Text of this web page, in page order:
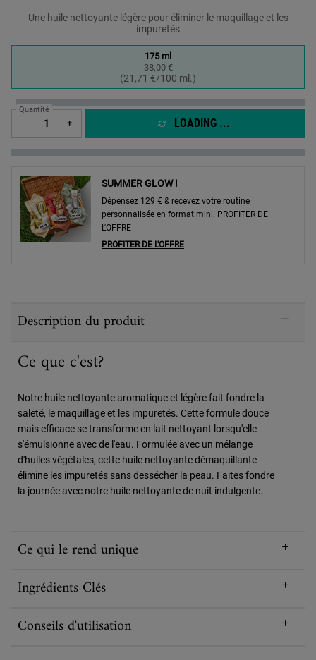
Une huile nettoyante légère pour éliminer le maquillage et les
impuretés
Selected
175 ml
38,00 €
(21,71 €/100 ml.)
, 1 of 1
Quantité
+ LOADING ...
SUMMER GLOW !
Dépensez 129 € & recevez votre routine
personnalisée en format mini. PROFITER DE
L'OFFRE
PROFITER DE L'OFFRE
Description du produit
Ce que c'est?
Notre huile nettoyante aromatique et légère fait fondre la
saleté, le maquillage et les impuretés. Cette formule douce
mais efficace se transforme en lait nettoyant lorsqu'elle
s'émulsionne avec de l'eau. Formulée avec un mélange
d'huiles végétales, cette huile nettoyante démaquillante
élimine les impuretés sans dessécher la peau. Faites fondre
la journée avec notre huile nettoyante de nuit indulgente.
Ce qui le rend unique
Ingrédients Clés
Conseils d'utilisation